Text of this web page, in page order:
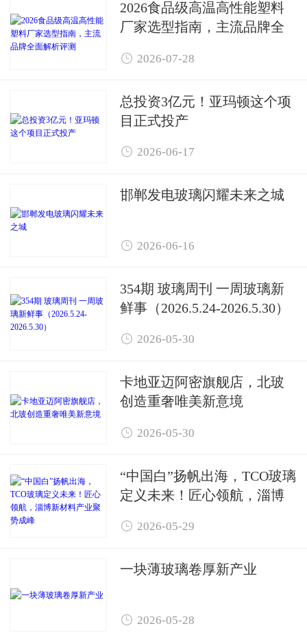
2026食品级高温高性能塑料
厂家选型指南，主流品牌全
 2026-07-28
总投资3亿元！亚玛顿这个项
目正式投产
 2026-06-17
邯郸发电玻璃闪耀未来之城
 2026-06-16
354期 玻璃周刊 一周玻璃新
鲜事（2026.5.24-2026.5.30）
 2026-05-30
卡地亚迈阿密旗舰店，北玻
创造重奢唯美新意境
 2026-05-30
“中国白”扬帆出海，TCO玻璃
定义未来！匠心领航，淄博
 2026-05-29
一块薄玻璃卷厚新产业
 2026-05-28